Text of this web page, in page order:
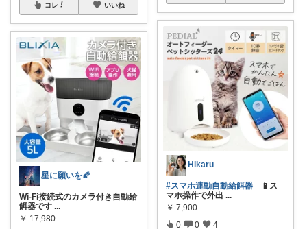
コレ いいね
星に願いを🌠
Wi-Fi接続式のカメラ付き自動給
餌器です ...
￥ 17,980
Hikaru
#スマホ連動自動給餌器 📱ス
マホ操作で外出 ...
￥ 7,900
0 0 4